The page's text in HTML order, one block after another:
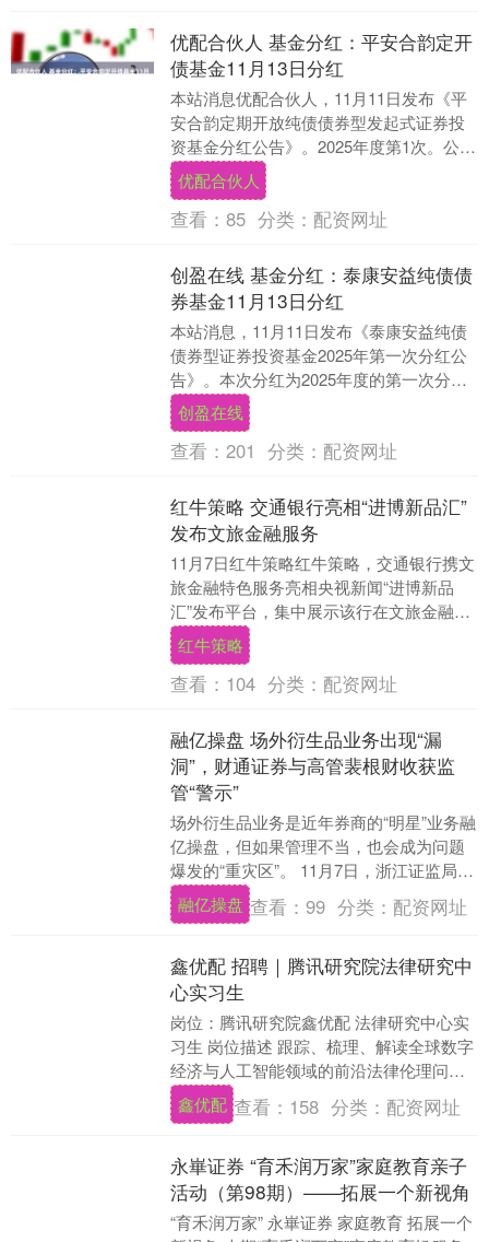
优配合伙人 基金分红：平安合韵定开
债基金11月13日分红
本站消息优配合伙人，11月11日发布《平
安合韵定期开放纯债债券型发起式证券投
资基金分红公告》。2025年度第1次。公告
显示，本次分红的收益分配基准日为11月
11....
优配合伙人
查看： 85 分类： 配资网址
创盈在线 基金分红：泰康安益纯债债
券基金11月13日分红
本站消息，11月11日发布《泰康安益纯债
债券型证券投资基金2025年第一次分红公
告》。本次分红为2025年度的第一次分
红。公告显示创盈在线，本次分红的收益
分配基....
创盈在线
查看： 201 分类： 配资网址
红牛策略 交通银行亮相“进博新品汇”
发布文旅金融服务
11月7日红牛策略红牛策略，交通银行携文
旅金融特色服务亮相央视新闻“进博新品
汇”发布平台，集中展示该行在文旅金融领
域的创新成果与实践成效红牛策略，并发
布“文旅大....
红牛策略
查看： 104 分类： 配资网址
融亿操盘 场外衍生品业务出现“漏
洞”，财通证券与高管裴根财收获监
管“警示”
场外衍生品业务是近年券商的“明星”业务融
亿操盘，但如果管理不当，也会成为问题
爆发的“重灾区”。 11月7日，浙江证监局对
外披露对财通证券采取责令改正措施的监
管措....
融亿操盘 查看：99 分类： 配资网址
鑫优配 招聘｜腾讯研究院法律研究中
心实习生
岗位：腾讯研究院鑫优配 法律研究中心实
习生 岗位描述 跟踪、梳理、解读全球数字
经济与人工智能领域的前沿法律伦理问
题、立法趋势、行业治理实践等。 参与、
支持AI治....
鑫优配 查看： 158 分类： 配资网址
永崋证券 “育禾润万家”家庭教育亲子
活动（第98期）——拓展一个新视角
“育禾润万家” 永崋证券 家庭教育 拓展一个